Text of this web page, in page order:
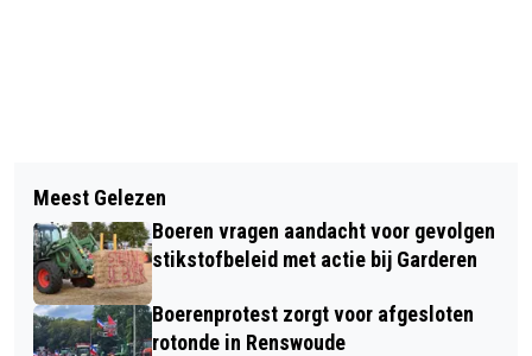
STRIJD VOOR PROMOTIE EINDIGT
VOOR DTS EDE IN AMSTERDAM
VERBORGEN RANSUILEN IN DE BOMEN
Meest Gelezen
Boeren vragen aandacht voor gevolgen
stikstofbeleid met actie bij Garderen
Boerenprotest zorgt voor afgesloten
rotonde in Renswoude